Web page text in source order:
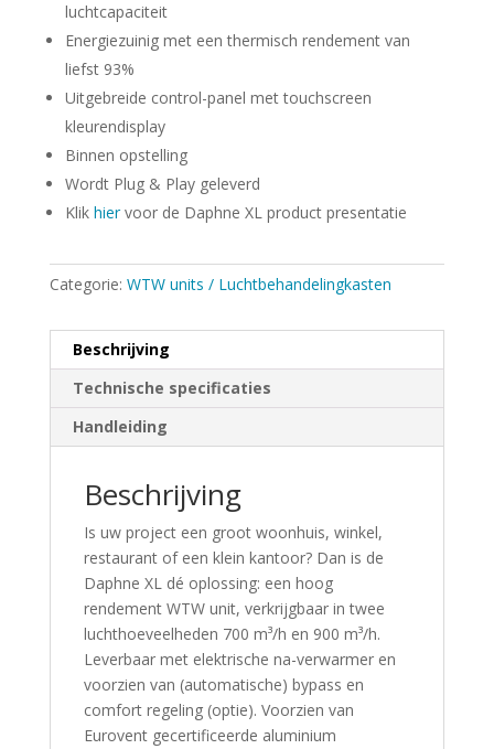
luchtcapaciteit
Energiezuinig met een thermisch rendement van
liefst 93%
Uitgebreide control-panel met touchscreen
kleurendisplay
Binnen opstelling
Wordt Plug & Play geleverd
Klik hiervoor de Daphne XL product presentatie
Categorie: WTW units / Luchtbehandelingkasten
Beschrijving
Technische specificaties
Handleiding
Beschrijving
Is uw project een groot woonhuis, winkel,
restaurant of een klein kantoor? Dan is de
Daphne XL dé oplossing: een hoog
rendement WTW unit, verkrijgbaar in twee
luchthoeveelheden 700 m³/h en 900 m³/h.
Leverbaar met elektrische na-verwarmer en
voorzien van (automatische) bypass en
comfort regeling (optie). Voorzien van
Eurovent gecertificeerde aluminium